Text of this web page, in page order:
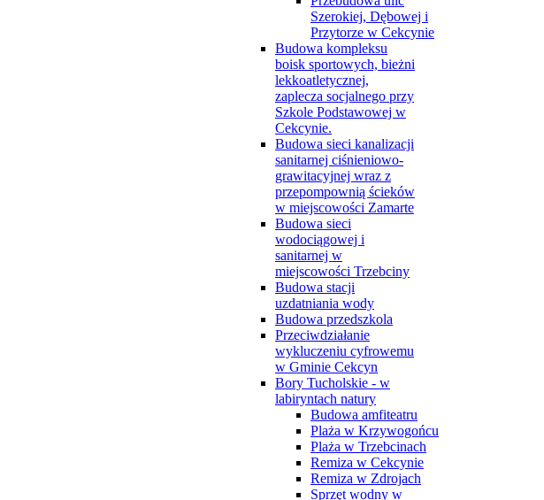
Szerokiej, Dębowej i
Przytorze w Cekcynie
Budowa kompleksu
boisk sportowych, bieżni
lekkoatletycznej,
zaplecza socjalnego przy
Szkole Podstawowej w
Cekcynie.
Budowa sieci kanalizacji
sanitarnej ciśnieniowo-
grawitacyjnej wraz z
przepompownią ścieków
w miejscowości Zamarte
Budowa sieci
wodociągowej i
sanitarnej w
miejscowości Trzebciny
Budowa stacji
uzdatniania wody
Budowa przedszkola
Przeciwdziałanie
wykluczeniu cyfrowemu
w Gminie Cekcyn
Bory Tucholskie - w
labiryntach natury
Budowa amfiteatru
Plaża w Krzywogońcu
Plaża w Trzebcinach
Remiza w Cekcynie
Remiza w Zdrojach
Sprzęt wodny w